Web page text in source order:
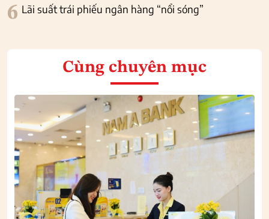
6 Lãi suất trái phiếu ngân hàng “nổi sóng”
Cùng chuyên mục